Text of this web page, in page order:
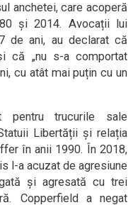
anchetei, care acoperă
și 2014. Avocații lui
de ani, au declarat că
că „nu s-a comportat
cu atât mai puțin cu un
pentru trucurile sale
Libertății și relația
în anii 1990. În 2018,
l-a acuzat de agresiune
și agresată cu trei
Copperfield a negat